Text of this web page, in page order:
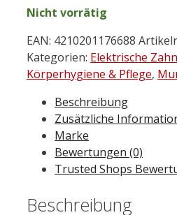
Nicht vorrätig
EAN: 4210201176688
Kategorien: Elektrische
Körperhygiene & Pflege,
Beschreibung
Zusätzliche
Marke
Bewertungen (0)
Trusted Shops
Beschreibung